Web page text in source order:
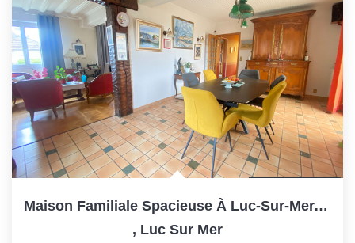
CONTACT
Maison Familiale Spacieuse À Luc-Sur-Mer, Coeur De Ville, À...
, Luc Sur Mer